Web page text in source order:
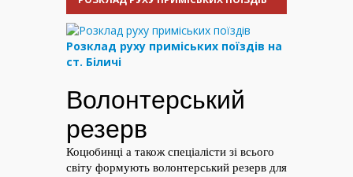
Розклад руху приміських поїздів на
ст. Біличі